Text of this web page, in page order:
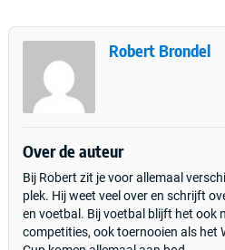
Robert Brondel
Over de auteur
Bij Robert zit je voor allemaal
plek. Hij weet veel over en schrijft
en voetbal. Bij voetbal blijft het ook
competities, ook toernooien als het